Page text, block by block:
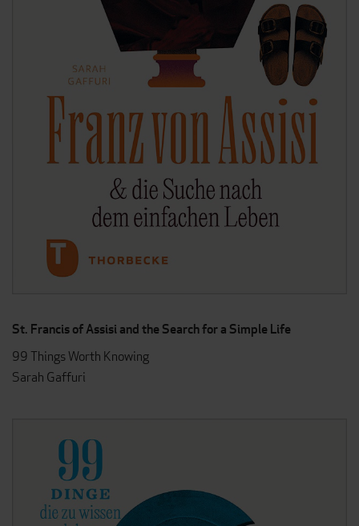
St. Francis of Assisi and the Search for a Simple Life
99 Things Worth Knowing
Sarah Gaffuri